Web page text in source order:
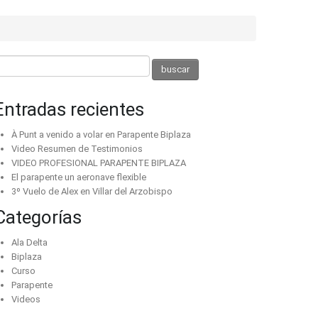
recientes
À Punt a venido a volar en Parapente Biplaza
Video Resumen de Testimonios
VIDEO PROFESIONAL PARAPENTE BIPLAZA
El parapente un aeronave flexible
3º Vuelo de Alex en Villar del Arzobispo
Ala Delta
Biplaza
Curso
Parapente
Videos